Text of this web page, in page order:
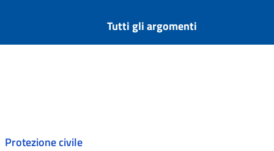
Tutti gli argomenti
Protezione civile